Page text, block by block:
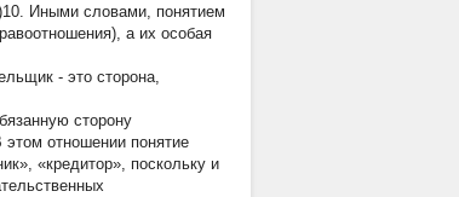
Иными словами, понятием
а их особая
- это сторона,
сторону
отношении понятие
«кредитор», поскольку и